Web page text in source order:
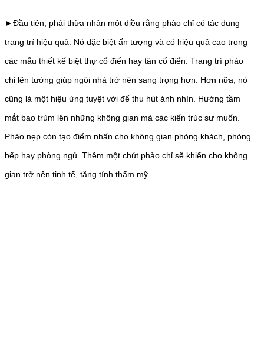
►Đầu tiên, phải thừa nhận một điều rằng phào chỉ có tác dụng
trang trí hiệu quả. Nó đặc biệt ấn tượng và có hiệu quả cao trong
các mẫu thiết kế biệt thự cổ điển hay tân cổ điển. Trang trí phào
chỉ lên tường giúp ngôi nhà trở nên sang trọng hơn. Hơn nữa, nó
cũng là một hiệu ứng tuyệt vời để thu hút ánh nhìn. Hướng tầm
mắt bao trùm lên những không gian mà các kiến trúc sư muốn.
Phào nẹp còn tạo điểm nhấn cho không gian phòng khách, phòng
bếp hay phòng ngủ. Thêm một chút phào chỉ sẽ khiến cho không
gian trở nên tinh tế, tăng tính thẩm mỹ.